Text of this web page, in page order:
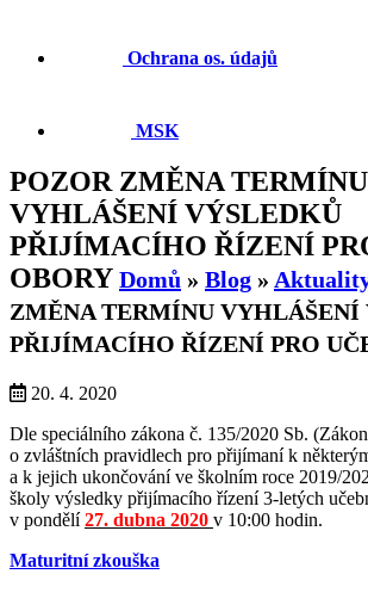
Ochrana os. údajů
MSK
POZOR ZMĚNA TERMÍNU
VYHLÁŠENÍ VÝSLEDKŮ
PŘIJÍMACÍHO ŘÍZENÍ
OBORY Domů » Blog »
ZMĚNA TERMÍNU VYHLÁŠENÍ
PŘIJÍMACÍHO ŘÍZENÍ PRO
20. 4. 2020
Dle speciálního zákona č. 135/2020 Sb.
o zvláštních pravidlech pro přijímaní k
a k jejich ukončování ve školním roce 2019/
školy výsledky přijímacího řízení 3-letých
v pondělí27. dubna 2020 v 10:00 hodin.
Maturitní zkouška